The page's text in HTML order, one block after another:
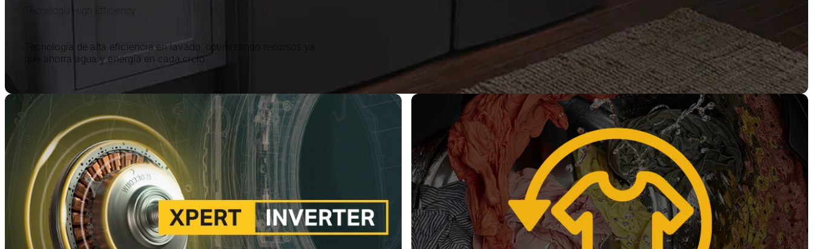
Tecnología High Efficiency
Tecnología de alta eficiencia en lavado, optimizando recursos ya
que ahorra agua y energía en cada ciclo